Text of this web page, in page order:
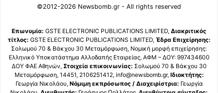
©2012-2026 Newsbomb.gr - All rights reserved
Επωνυμία: GSTE ELECTRONIC PUBLICATIONS LIMITED, Διακριτικός
τίτλος: GSTE ELECTRONIC PUBLICATIONS LIMITED, Έδρα Επιχείρησης:
Σολωμού 70 & Βάκχου 30 Μεταμόρφωση, Νομική μορφή επιχείρησης:
Ελληνικό Υποκατάστημα Αλλοδαπής Εταιρείας, ΑΦΜ – ΔΟΥ: 997434600
ΔΟΥ ΦΑΕ Αθηνών, Στοιχεία επικοινωνίας: Σολωμού 70 & Βάκχου 30
Μεταμόρφωση, 14451, 2106251412, info@newsbomb.gr, Ιδιοκτήτης:
Γεωργία Νικολάου, Νόμιμη εκπρόσωπος / Διαχειρίστρια: Γεωργία